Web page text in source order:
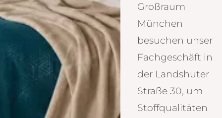
Großraum
München
besuchen unser
Fachgeschäft in
der Landshuter
Straße 30, um
Stoffqualitäten